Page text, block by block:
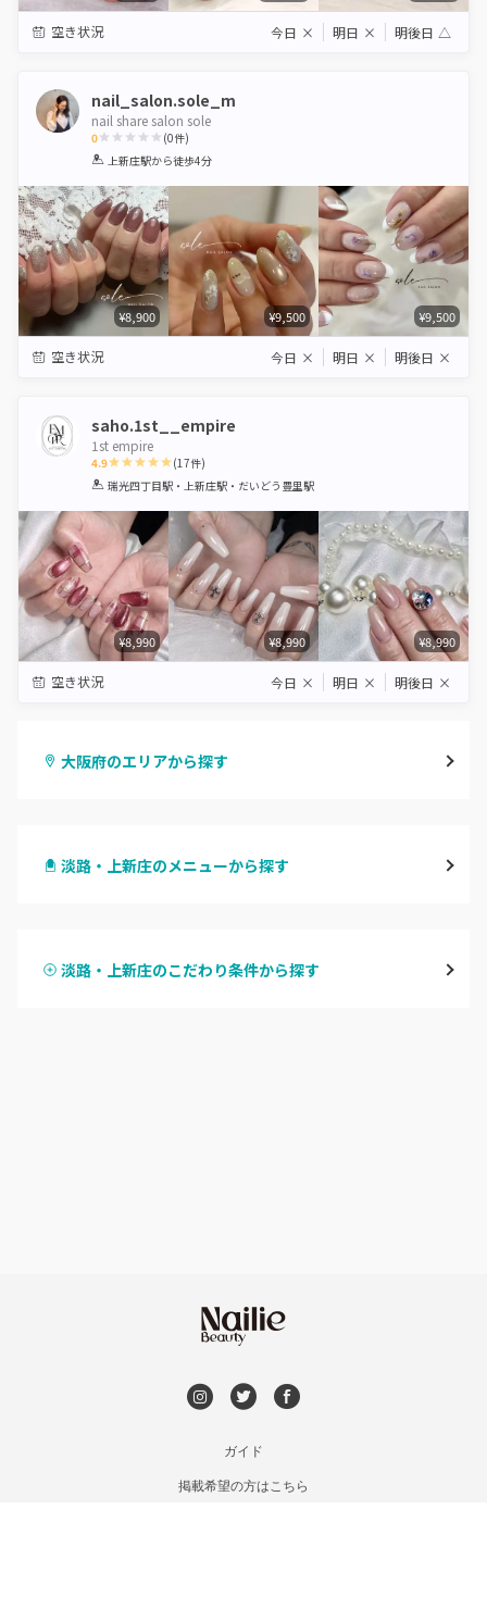
空き状況 今日 × 明日 × 明後日 △
nail_salon.sole_m
nail share salon sole
0
1 2 3 4 5
(0件)
上新庄駅から徒歩4分
¥8,900 ¥9,500 ¥9,500
空き状況 今日 × 明日 × 明後日 ×
saho.1st__empire
1st empire
4.9
1 2 3 4 5
(17件)
瑞光四丁目駅・上新庄駅・だいどう豊里駅
¥8,990 ¥8,990 ¥8,990
空き状況 今日 × 明日 × 明後日 ×
大阪府のエリアから探す
心斎橋・南船場・アメ村
淡路・上新庄のメニューから探す
ハンドスカルプ
淡路・上新庄のこだわり条件から探す
ガイド
掲載希望の方はこちら